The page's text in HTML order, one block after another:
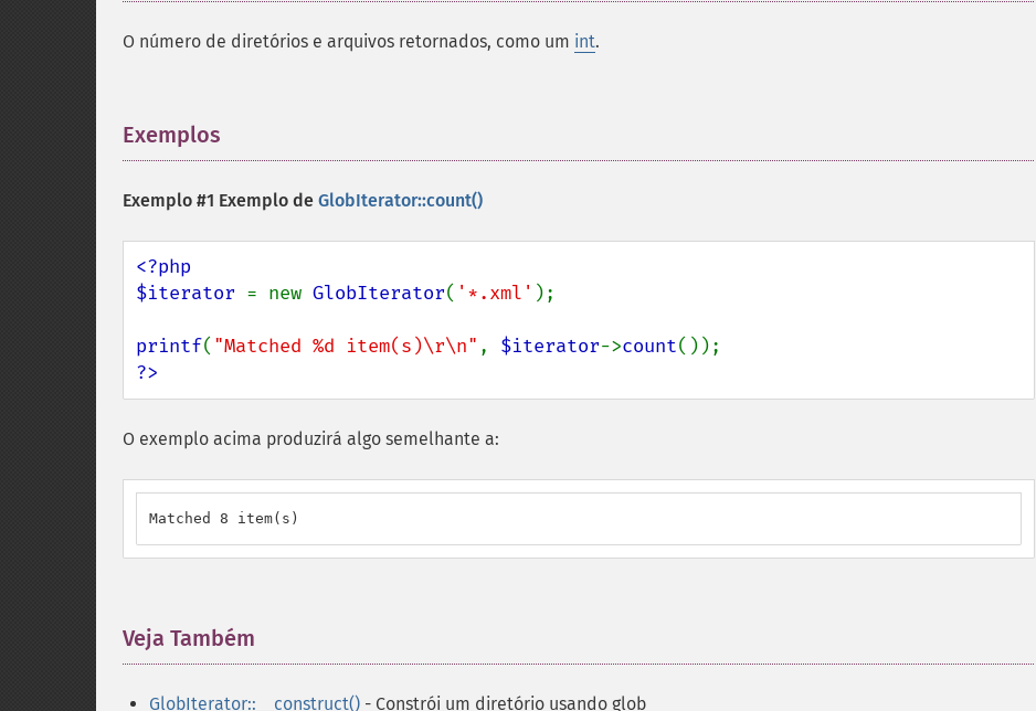
O número de diretórios e arquivos retornados, como um int.
Exemplos
Exemplo #1 Exemplo de GlobIterator::count()
<?php
$iterator = new GlobIterator( '*.xml' );
printf( "Matched %d item(s)\r\n" , $iterator->count
?>
O exemplo acima produzirá algo semelhante a:
Matched 8 item(s)
Veja Também
GlobIterator::__construct() - Constrói um diretório usando glob